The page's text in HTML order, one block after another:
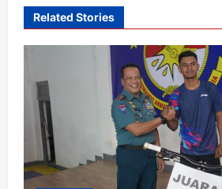
Related Stories